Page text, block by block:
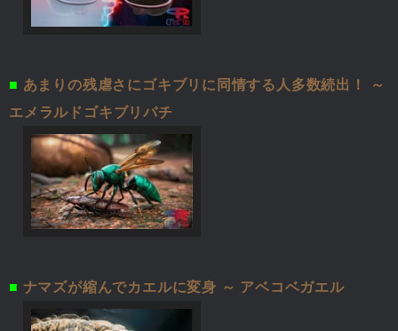
■ あまりの残虐さにゴキブリに同情する人多数続出！ ～
エメラルドゴキブリバチ
■ ナマズが縮んでカエルに変身 ～ アベコベガエル